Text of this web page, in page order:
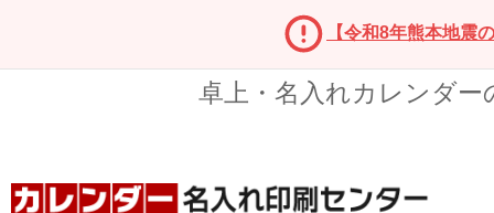
【令和8年熊本地震
卓上・名入れカレンダ